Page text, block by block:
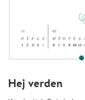
Hej verden